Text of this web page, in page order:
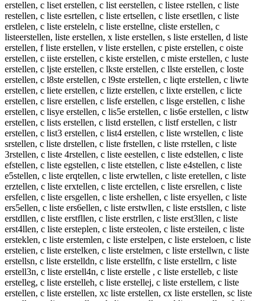
erstellen, c liset erstellen, c list eerstellen, c listee rstellen, c liste
restellen, c liste esrtellen, c liste ertsellen, c liste ersetllen, c liste
erstlelen, c liste ersteleln, c liste erstellne, cliste erstellen, c
listeerstellen, liste erstellen, x liste erstellen, s liste erstellen, d liste
erstellen, f liste erstellen, v liste erstellen, c piste erstellen, c oiste
erstellen, c iiste erstellen, c kiste erstellen, c miste erstellen, c luste
erstellen, c ljste erstellen, c lkste erstellen, c llste erstellen, c loste
erstellen, c l8ste erstellen, c l9ste erstellen, c liqte erstellen, c liwte
erstellen, c liete erstellen, c lizte erstellen, c lixte erstellen, c licte
erstellen, c lisre erstellen, c lisfe erstellen, c lisge erstellen, c lishe
erstellen, c lisye erstellen, c lis5e erstellen, c lis6e erstellen, c listw
erstellen, c lists erstellen, c listd erstellen, c listf erstellen, c listr
erstellen, c list3 erstellen, c list4 erstellen, c liste wrstellen, c liste
srstellen, c liste drstellen, c liste frstellen, c liste rrstellen, c liste
3rstellen, c liste 4rstellen, c liste eestellen, c liste edstellen, c liste
efstellen, c liste egstellen, c liste etstellen, c liste e4stellen, c liste
e5stellen, c liste erqtellen, c liste erwtellen, c liste eretellen, c liste
erztellen, c liste erxtellen, c liste erctellen, c liste ersrellen, c liste
ersfellen, c liste ersgellen, c liste ershellen, c liste ersyellen, c liste
ers5ellen, c liste ers6ellen, c liste erstwllen, c liste erstsllen, c liste
erstdllen, c liste erstfllen, c liste erstrllen, c liste erst3llen, c liste
erst4llen, c liste ersteplen, c liste ersteolen, c liste ersteilen, c liste
ersteklen, c liste erstemlen, c liste erstelpen, c liste ersteloen, c liste
erstelien, c liste erstelken, c liste erstelmen, c liste erstellwn, c liste
erstellsn, c liste erstelldn, c liste erstellfn, c liste erstellrn, c liste
erstell3n, c liste erstell4n, c liste erstelle , c liste erstelleb, c liste
erstelleg, c liste erstelleh, c liste erstellej, c liste erstellem, c liste
erstellen, c liste erstellen, xc liste erstellen, cx liste erstellen, sc liste